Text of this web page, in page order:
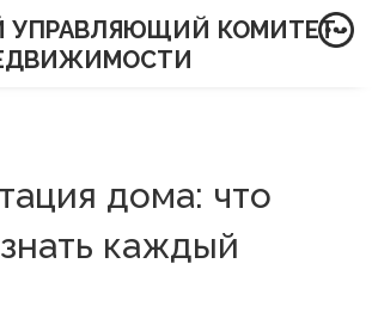
УПРАВЛЯЮЩИЙ КОМИТЕТ-
дома: что
каждый